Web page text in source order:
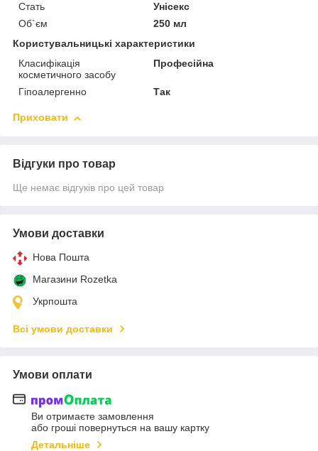
Стать
Унісекс
Об`єм
250 мл
Користувальницькі характеристики
Класифікація
косметичного засобу
Професійна
Гіпоалергенно Так
Приховати
Відгуки про товар
Ще немає відгуків про цей товар
Умови доставки
Нова Пошта
Магазини Rozetka
Укрпошта
Всі умови доставки
Умови оплати
Ви отримаєте замовлення
або гроші повернуться на вашу картку
Детальніше